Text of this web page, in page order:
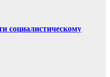
социалистическому